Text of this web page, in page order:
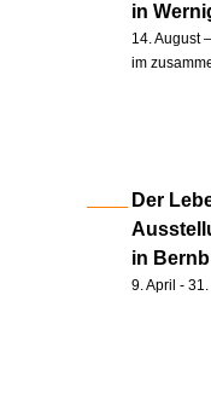
in
14. August
im
Der
in
9. April -